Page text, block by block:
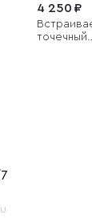
4 250 ₽
точечный